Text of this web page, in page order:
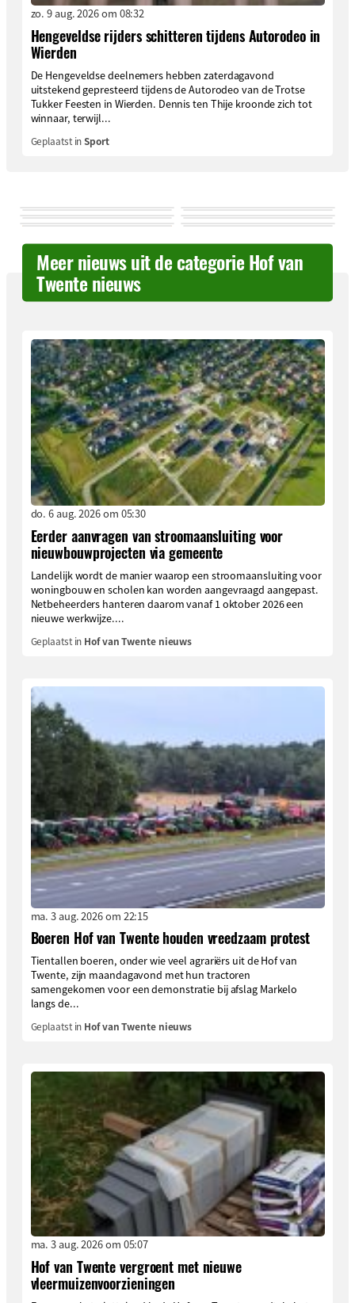
zo. 9 aug. 2026 om 08:32
Hengeveldse rijders schitteren tijdens Autorodeo in
Wierden
De Hengeveldse deelnemers hebben zaterdagavond
uitstekend gepresteerd tijdens de Autorodeo van de Trotse
Tukker Feesten in Wierden. Dennis ten Thije kroonde zich tot
winnaar, terwijl...
Geplaatst inSport
Meer nieuws uit de categorie Hof van
Twente nieuws
do. 6 aug. 2026 om 05:30
Eerder aanvragen van stroomaansluiting voor
nieuwbouwprojecten via gemeente
Landelijk wordt de manier waarop een stroomaansluiting voor
woningbouw en scholen kan worden aangevraagd aangepast.
Netbeheerders hanteren daarom vanaf 1 oktober 2026 een
nieuwe werkwijze....
Geplaatst in Hof van Twente nieuws
ma. 3 aug. 2026 om 22:15
Boeren Hof van Twente houden vreedzaam protest
Tientallen boeren, onder wie veel agrariërs uit de Hof van
Twente, zijn maandagavond met hun tractoren
samengekomen voor een demonstratie bij afslag Markelo
langs de...
Geplaatst in Hof van Twente nieuws
ma. 3 aug. 2026 om 05:07
Hof van Twente vergroent met nieuwe
vleermuizenvoorzieningen